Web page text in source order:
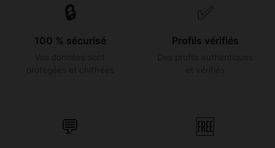
🔒
100 % sécurisé
✅
Profils vérifiés
💬 🆓